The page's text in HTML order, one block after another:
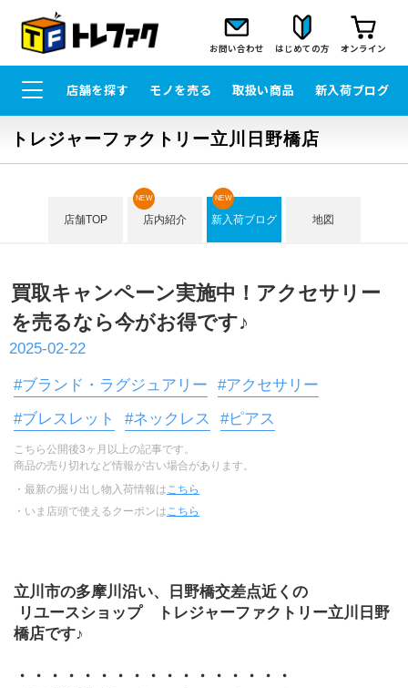
お問い合わせ はじめての方 オンライン
店舗を探す モノを売る 取扱い商品 新入荷ブログ
トレジャーファクトリー立川日野橋店
店舗TOP 店内紹介
NEW
新入荷ブログ
NEW
地図
買取キャンペーン実施中！アクセサリー
を売るなら今がお得です♪
2025-02-22
#ブランド・ラグジュアリー
#アクセサリー
#ブレスレット
#ネックレス #ピアス
こちら公開後3ヶ月以上の記事です。
商品の売り切れなど情報が古い場合があります。
・最新の掘り出し物入荷情報は こちら
・いま店頭で使えるクーポンは こちら
立川市の多摩川沿い、日野橋交差点近くの
橋店です♪
・・・・・・・・・・・・・・・・・